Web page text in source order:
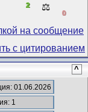
2 ⚖️
0
^
01.06.2026
1